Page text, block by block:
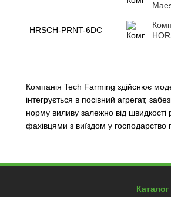
Компанія Tech Farming здійснює
інтегрується в посівний агрегат,
норму виливу залежно від швидкості
фахівцями з виїздом у господарство
HRSCH-PRNT-6DC
Каталог